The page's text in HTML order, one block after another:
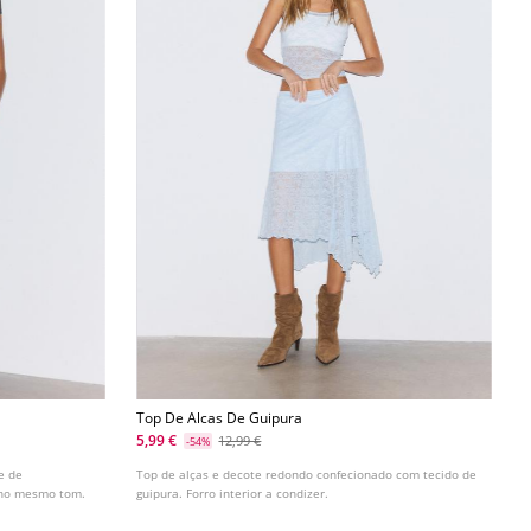
de
mesmo tom.
Top De Alcas De Guipura
5,99 €
-54% 12,99 €
Top de alças e decote redondo confecionado com tecido de
guipura. Forro interior a condizer.